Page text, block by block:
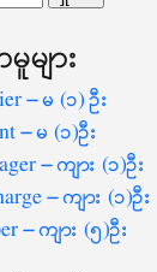
ျား
– မ (၁) ဦး
– မ (၁)ဦး
– ကျား (၁)ဦး
– ကျား (၁)ဦး
– ကျား (၅)ဦး